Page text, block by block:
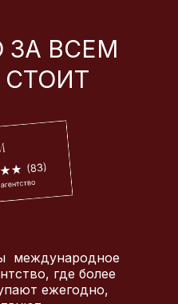
международное
где более
ежегодно,
ЗА ВСЕМ
СТОИТ